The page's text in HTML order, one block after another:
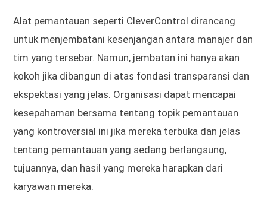
Alat pemantauan seperti CleverControl dirancang
untuk menjembatani kesenjangan antara manajer dan
tim yang tersebar. Namun, jembatan ini hanya akan
kokoh jika dibangun di atas fondasi transparansi dan
ekspektasi yang jelas. Organisasi dapat mencapai
kesepahaman bersama tentang topik pemantauan
yang kontroversial ini jika mereka terbuka dan jelas
tentang pemantauan yang sedang berlangsung,
tujuannya, dan hasil yang mereka harapkan dari
karyawan mereka.